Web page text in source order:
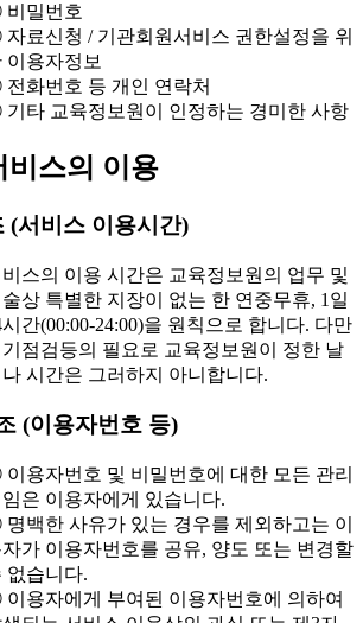
밀번호
료신청 / 기관회원서비스 권한설정을 위
이용자정보
화번호 등 개인 연락처
타 교육정보원이 인정하는 경미한 사항
비스의 이용
(서비스 이용시간)
스의 이용 시간은 교육정보원의 업무 및
상 특별한 지장이 없는 한 연중무휴, 1일
시간(00:00-24:00)을 원칙으로 합니다. 다만
기점검등의 필요로 교육정보원이 정한 날
시간은 그러하지 아니합니다.
(이용자번호 등)
용자번호 및 비밀번호에 대한 모든 관리
은 이용자에게 있습니다.
백한 사유가 있는 경우를 제외하고는 이
자가 이용자번호를 공유, 양도 또는 변경할
없습니다.
용자에게 부여된 이용자번호에 의하여